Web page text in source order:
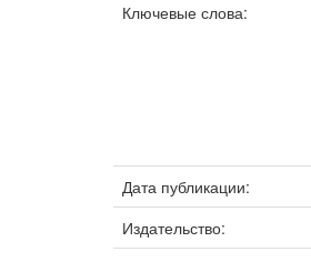
Ключевые слова:
Дата публикации:
Издательство: